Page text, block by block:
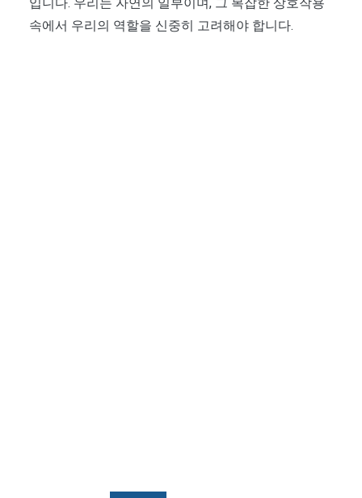
속에서 우리의 역할을 신중히 고려해야 합니다.